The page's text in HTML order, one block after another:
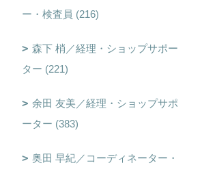
ー・検査員 (216)
森下 梢／経理・ショップサポー
ター (221)
余田 友美／経理・ショップサポ
ーター (383)
奥田 早紀／コーディネーター・